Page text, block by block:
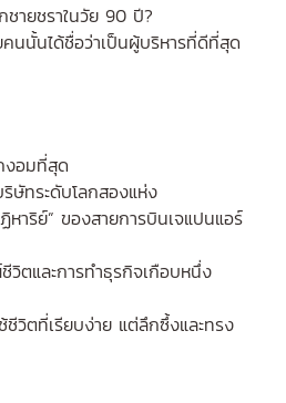
กชายชราในวัย 90 ปี?
คนนั้นได้ชื่อว่าเป็นผู้บริหารที่ดีที่สุด
งอมที่สุด
ษัทระดับโลกสองแห่ง
หาริย์” ของสายการบินเจแปนแอร์
ตและการทำธุรกิจเกือบหนึ่ง
วิตที่เรียบง่าย แต่ลึกซึ้งและทรง